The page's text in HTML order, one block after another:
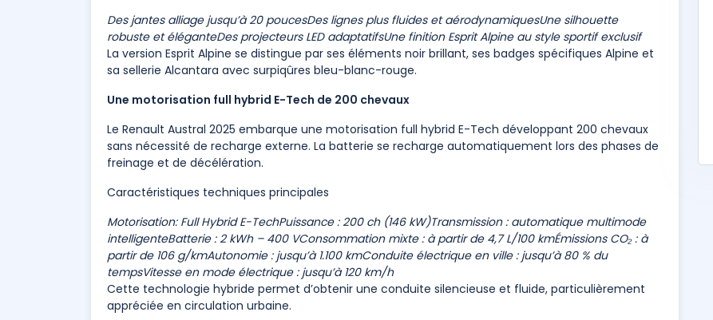
Des jantes alliage jusqu’à 20 poucesDes lignes plus fluides et aérodynamiquesUne silhouette
robuste et éléganteDes projecteurs LED adaptatifsUne finition Esprit Alpine au style sportif exclusif
La version Esprit Alpine se distingue par ses éléments noir brillant, ses badges spécifiques Alpine et
sa sellerie Alcantara avec surpiqûres bleu-blanc-rouge.
Une motorisation full hybrid E-Tech de 200 chevaux
Le Renault Austral 2025 embarque une motorisation full hybrid E-Tech développant 200 chevaux
sans nécessité de recharge externe. La batterie se recharge automatiquement lors des phases de
freinage et de décélération.
Caractéristiques techniques principales
Motorisation: Full Hybrid E-TechPuissance : 200 ch (146 kW)Transmission : automatique multimode
intelligenteBatterie : 2 kWh – 400 VConsommation mixte : à partir de 4,7 L/100 kmÉmissions CO₂ : à
partir de 106 g/kmAutonomie : jusqu’à 1.100 kmConduite électrique en ville : jusqu’à 80 % du
tempsVitesse en mode électrique : jusqu’à 120 km/h
Cette technologie hybride permet d’obtenir une conduite silencieuse et fluide, particulièrement
appréciée en circulation urbaine.